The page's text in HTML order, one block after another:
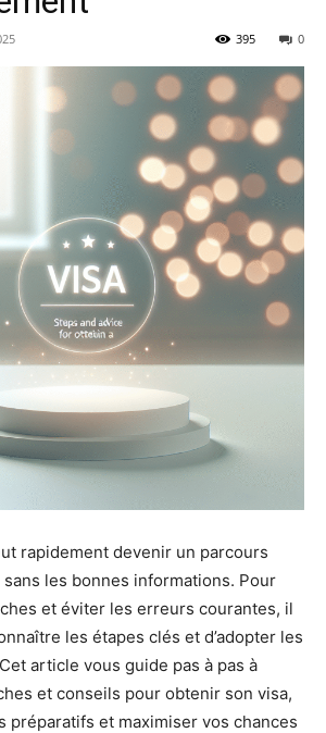
0
395
rapidement devenir un parcours
sans les bonnes informations. Pour
et éviter les erreurs courantes, il
les étapes clés et d’adopter les
article vous guide pas à pas à
et conseils pour obtenir son visa,
préparatifs et maximiser vos chances